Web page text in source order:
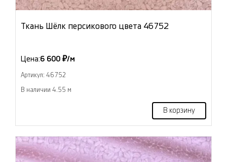
Ткань Шёлк персикового цвета 46752
Цена:6 600 ₽/м
Артикул: 46752
В наличии 4.55 м
В корзину